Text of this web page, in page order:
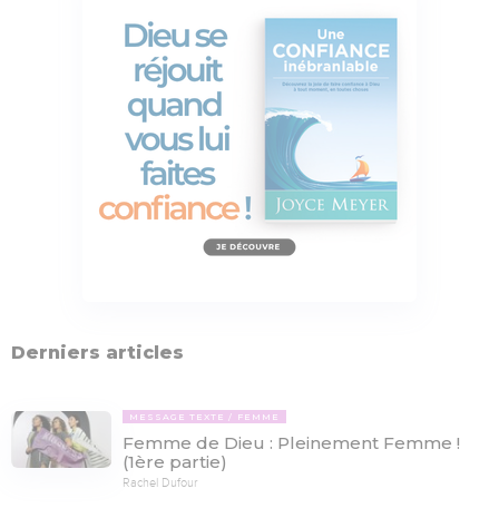
Derniers articles
MESSAGE TEXTE FEMME
Femme de Dieu : Pleinement Femme !
(1ère partie)
Rachel Dufour